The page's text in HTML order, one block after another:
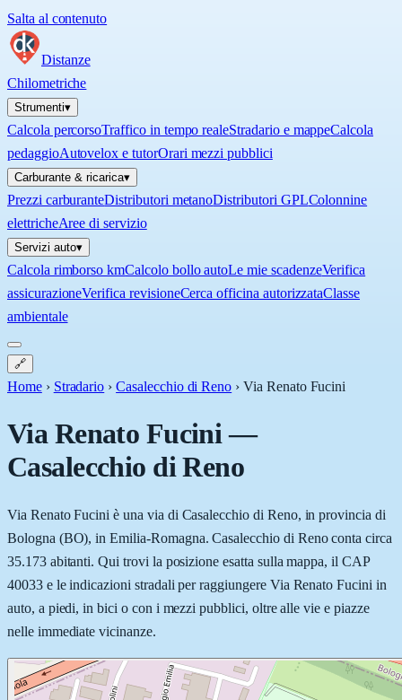
Salta al contenuto
Distanze
Chilometriche
Strumenti▾
Calcola percorsoTraffico in tempo realeStradario e mappeCalcola
pedaggioAutovelox e tutorOrari mezzi pubblici
Carburante & ricarica▾
Prezzi carburanteDistributori metanoDistributori GPLColonnine
elettricheAree di servizio
Servizi auto▾
Calcola rimborso kmCalcolo bollo autoLe mie scadenzeVerifica
assicurazioneVerifica revisioneCerca officina autorizzataClasse
ambientale
🔗
Home › Stradario › Casalecchio di Reno ›Via Renato Fucini
Via Renato Fucini—
Casalecchio di Reno
Via Renato Fucini è una via di Casalecchio di Reno, in provincia di
Bologna (BO), in Emilia-Romagna. Casalecchio di Reno conta circa
35.173 abitanti. Qui trovi la posizione esatta sulla mappa, il CAP
40033 e le indicazioni stradali per raggiungere Via Renato Fucini in
auto, a piedi, in bici o con i mezzi pubblici, oltre alle vie e piazze
nelle immediate vicinanze.